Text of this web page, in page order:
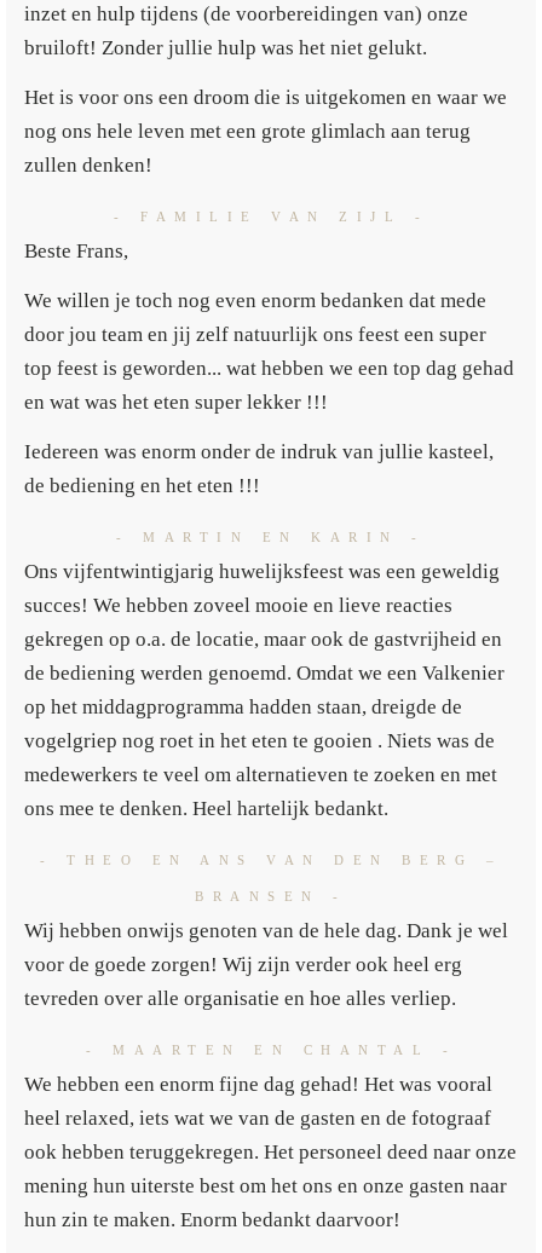
inzet en hulp tijdens (de voorbereidingen van) onze
bruiloft! Zonder jullie hulp was het niet gelukt.
Het is voor ons een droom die is uitgekomen en waar we
nog ons hele leven met een grote glimlach aan terug
zullen denken!
- FAMILIE VAN ZIJL -
Beste Frans,
We willen je toch nog even enorm bedanken dat mede
door jou team en jij zelf natuurlijk ons feest een super
top feest is geworden... wat hebben we een top dag gehad
en wat was het eten super lekker !!!
Iedereen was enorm onder de indruk van jullie kasteel,
de bediening en het eten !!!
- MARTIN EN KARIN -
Ons vijfentwintigjarig huwelijksfeest was een geweldig
succes! We hebben zoveel mooie en lieve reacties
gekregen op o.a. de locatie, maar ook de gastvrijheid en
de bediening werden genoemd. Omdat we een Valkenier
op het middagprogramma hadden staan, dreigde de
vogelgriep nog roet in het eten te gooien . Niets was de
medewerkers te veel om alternatieven te zoeken en met
ons mee te denken. Heel hartelijk bedankt.
- THEO EN ANS VAN DEN BERG –
BRANSEN -
Wij hebben onwijs genoten van de hele dag. Dank je wel
voor de goede zorgen! Wij zijn verder ook heel erg
tevreden over alle organisatie en hoe alles verliep.
- MAARTEN EN CHANTAL -
We hebben een enorm fijne dag gehad! Het was vooral
heel relaxed, iets wat we van de gasten en de fotograaf
ook hebben teruggekregen. Het personeel deed naar onze
mening hun uiterste best om het ons en onze gasten naar
hun zin te maken. Enorm bedankt daarvoor!